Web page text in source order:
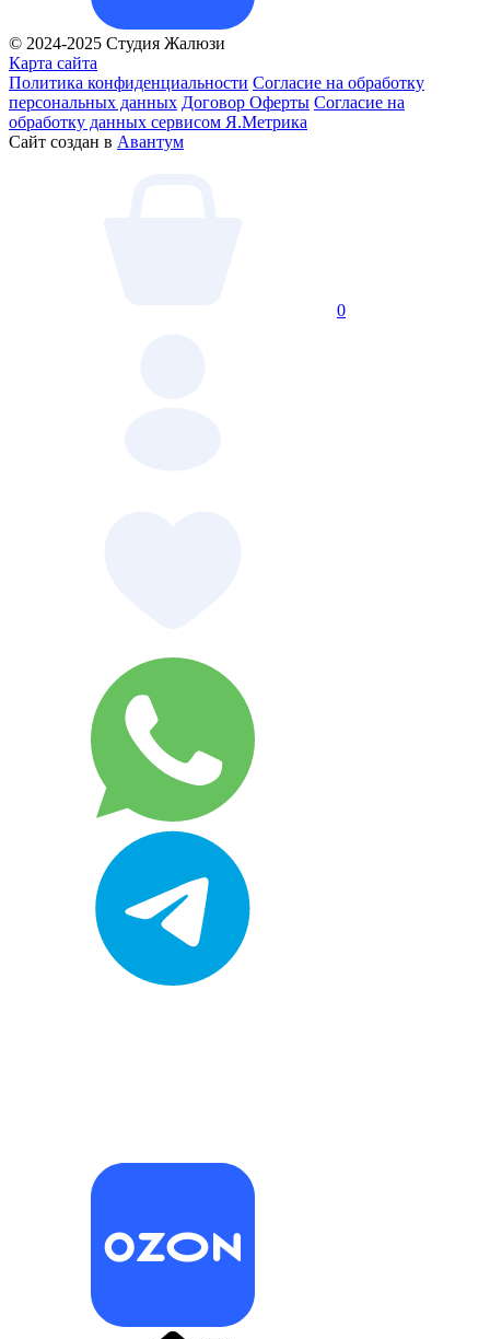
© 2024-2025 Студия Жалюзи
Карта сайта
Политика конфиденциальности Согласие на обработку
персональных данных Договор Оферты Согласие на
обработку данных сервисом Я.Метрика
Сайт создан в Авантум
0